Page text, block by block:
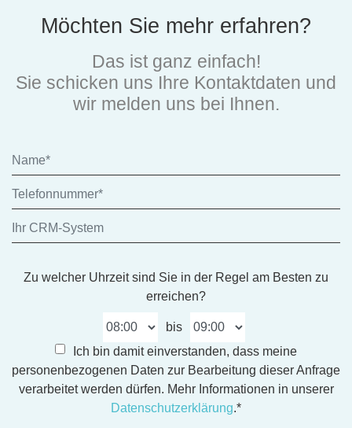
Möchten Sie mehr erfahren?
Das ist ganz einfach!
Sie schicken uns Ihre Kontaktdaten und
wir melden uns bei Ihnen.
Zu welcher Uhrzeit sind Sie in der Regel am Besten zu
erreichen?
bis
Ich bin damit einverstanden, dass meine
personenbezogenen Daten zur Bearbeitung dieser Anfrage
verarbeitet werden dürfen. Mehr Informationen in unserer
Datenschutzerklärung.*